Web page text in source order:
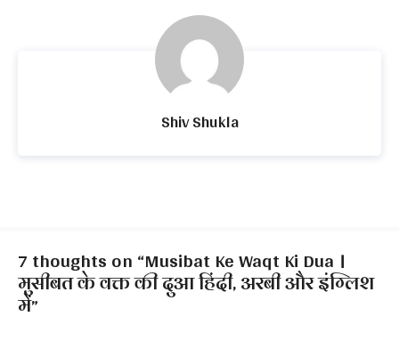
Shiv Shukla
7 thoughts on “Musibat Ke Waqt Ki Dua ।
मुसीबत के वक्त की दुआ हिंदी, अरबी और इंग्लिश
में”